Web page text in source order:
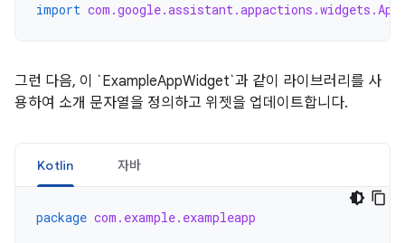
import
그런 다음, 이 `ExampleAppWidget`과 같이 라이브러리를 사
용하여 소개 문자열을 정의하고 위젯을 업데이트합니다.
Kotlin 자바
package com.example.exampleapp